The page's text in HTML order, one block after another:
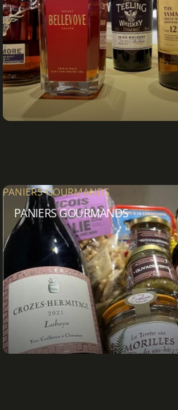
PANIERS GOURMANDS
PANIERS GOURMANDS